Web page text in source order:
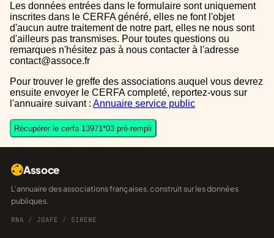
Les données entrées dans le formulaire sont uniquement
inscrites dans le CERFA généré, elles ne font l'objet
d'aucun autre traitement de notre part, elles ne nous sont
d'ailleurs pas transmises. Pour toutes questions ou
remarques n'hésitez pas à nous contacter à l'adresse
contact@assoce.fr
Pour trouver le greffe des associations auquel vous devrez
ensuite envoyer le CERFA completé, reportez-vous sur
l'annuaire suivant : Annuaire service public
Récupérer le cerfa 13971*03 pré-rempli
Assoce
L'annuaire des associations françaises, construit sur les données
publiques.
RNA / JOAFE / SIRENE